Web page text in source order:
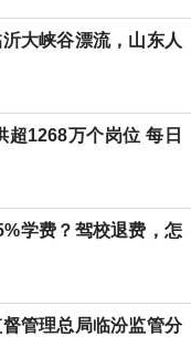
大峡谷漂流，山东人
超1268万个岗位 每日
学费？驾校退费，怎
管理总局临汾监管分